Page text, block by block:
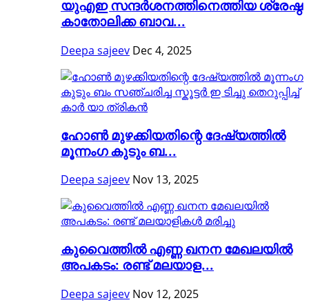
യുഎഇ സന്ദർശനത്തിനെത്തിയ ശ്രേഷ്ഠ
കാതോലിക്ക ബാവ...
Deepa sajeev Dec 4, 2025
ഹോൺ മുഴക്കിയതിന്റെ ദേഷ്യത്തിൽ
മൂന്നംഗ കുടും ബ...
Deepa sajeev Nov 13, 2025
കുവൈത്തിൽ എണ്ണ ഖനന മേഖലയിൽ
അപകടം: രണ്ട് മലയാള...
Deepa sajeev Nov 12, 2025